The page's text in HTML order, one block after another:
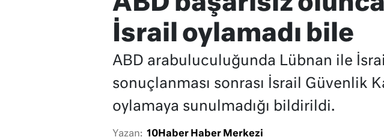
İsrail oylamadı bile
ABD arabuluculuğunda Lübnan ile
sonuçlanması sonrası İsrail Güvenlik
oylamaya sunulmadığı bildirildi.
Yazan: 10Haber Haber Merkezi